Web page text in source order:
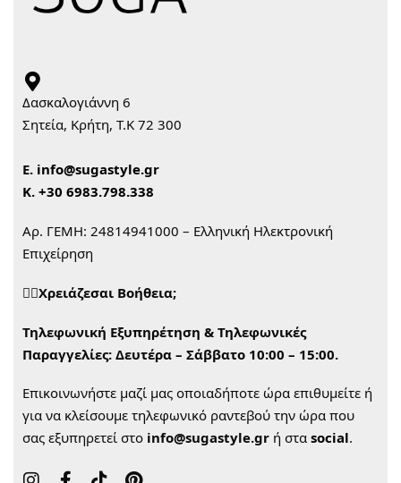
Δασκαλογιάννη 6
Σητεία, Κρήτη, Τ.Κ 72 300
Ε. info@sugastyle.gr
Κ. +30 6983.798.338
Αρ. ΓΕΜΗ: 24814941000 – Ελληνική Ηλεκτρονική
Επιχείρηση
🙋‍♀️Χρειάζεσαι Βοήθεια;
Τηλεφωνική Εξυπηρέτηση & Τηλεφωνικές
Παραγγελίες: Δευτέρα – Σάββατο 10:00 – 15:00.
Επικοινωνήστε μαζί μας οποιαδήποτε ώρα επιθυμείτε ή
για να κλείσουμε τηλεφωνικό ραντεβού την ώρα που
σας εξυπηρετεί στο info@sugastyle.gr ή στα social.